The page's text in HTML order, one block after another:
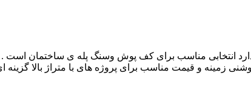
انتخابی مناسب برای کف پوش وسنگ پله ی ساختمان است .
زمینه و قیمت مناسب برای پروژه های با متراژ بالا